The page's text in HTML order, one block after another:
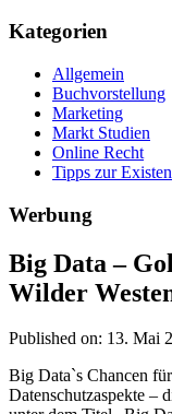
Kategorien
Allgemein
Buchvorstellung
Marketing
Markt Studien
Online Recht
Tipps zur
Werbung
Big Data –
Wilder
Published on: 13. Mai
Big Data`s Chancen
Datenschutzaspekte –